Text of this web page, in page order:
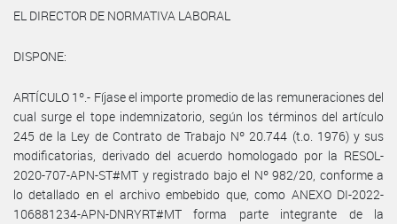
EL DIRECTOR DE NORMATIVA LABORAL
DISPONE:
ARTÍCULO 1º.- Fíjase el importe promedio de las remuneraciones del
cual surge el tope indemnizatorio, según los términos del artículo
245 de la Ley de Contrato de Trabajo Nº 20.744 (t.o. 1976) y sus
modificatorias, derivado del acuerdo homologado por la RESOL-
2020-707-APN-ST#MT y registrado bajo el Nº 982/20, conforme a
lo detallado en el archivo embebido que, como ANEXO DI-2022-
106881234-APN-DNRYRT#MT forma parte integrante de la